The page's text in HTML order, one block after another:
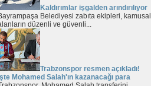
Kaldırımlar işgalden arındırılıyor
Belediyesi zabıta ekipleri, kamusal
düzenli ve güvenli...
Trabzonspor resmen açıkladı!
Mohamed Salah'ın kazanacağı para